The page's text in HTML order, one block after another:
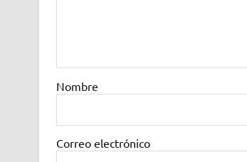
Nombre
Correo electrónico